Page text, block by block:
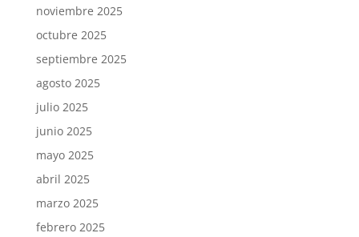
noviembre 2025
octubre 2025
septiembre 2025
agosto 2025
julio 2025
junio 2025
mayo 2025
abril 2025
marzo 2025
febrero 2025